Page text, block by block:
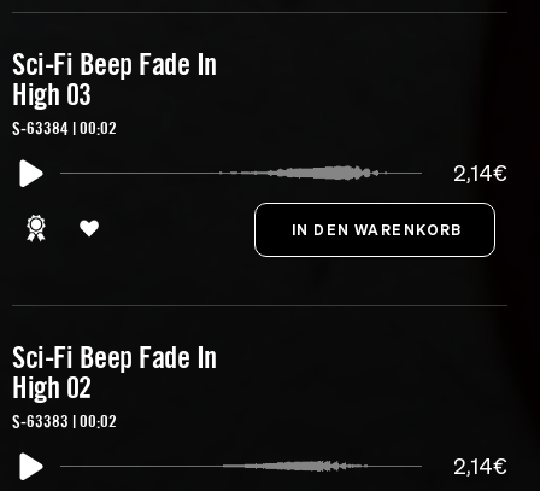
Sci-Fi Beep Fade In
High 03
S-63384 | 00:02
2,14€
Sci-Fi Beep Fade In
High 02
S-63383 | 00:02
2,14€